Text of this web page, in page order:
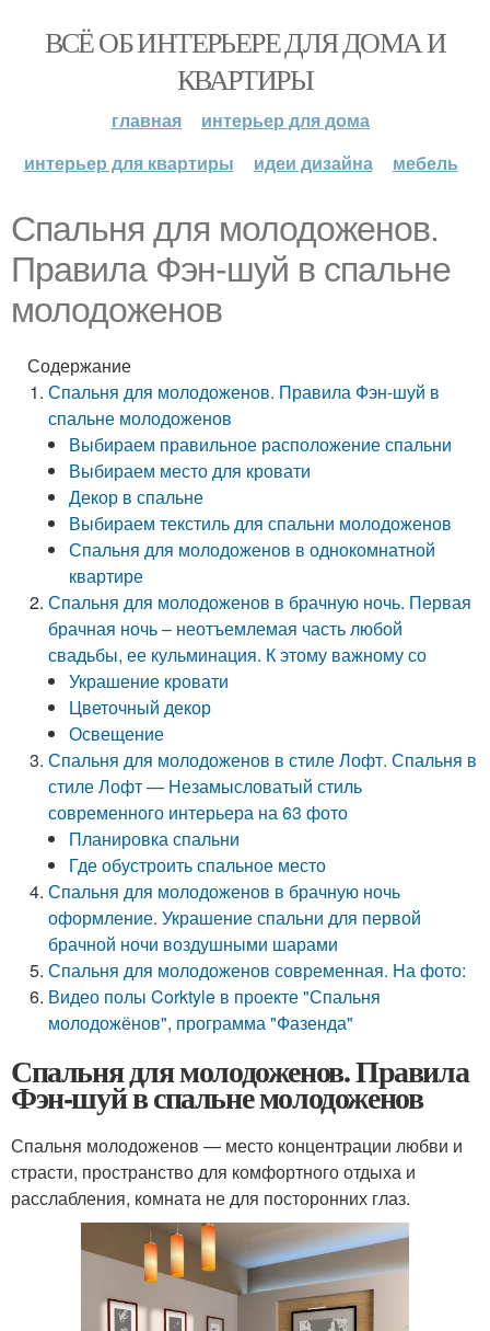
ВСЁ ОБ ИНТЕРЬЕРЕ ДЛЯ ДОМА И
КВАРТИРЫ
главная
интерьер для дома
интерьер для квартиры
идеи дизайна мебель
Спальня для молодоженов.
Правила Фэн-шуй в спальне
молодоженов
Содержание
Спальня для молодоженов. Правила Фэн-шуй в
спальне молодоженов
Выбираем правильное расположение спальни
Выбираем место для кровати
Декор в спальне
Выбираем текстиль для спальни молодоженов
Спальня для молодоженов в однокомнатной
квартире
Спальня для молодоженов в брачную ночь. Первая
брачная ночь – неотъемлемая часть любой
свадьбы, ее кульминация. К этому важному со
Украшение кровати
Цветочный декор
Освещение
Спальня для молодоженов в стиле Лофт. Спальня в
стиле Лофт — Незамысловатый стиль
современного интерьера на 63 фото
Планировка спальни
Где обустроить спальное место
Спальня для молодоженов в брачную ночь
оформление. Украшение спальни для первой
брачной ночи воздушными шарами
Спальня для молодоженов современная. На фото:
Видео полы Corktyle в проекте "Спальня
молодожёнов", программа "Фазенда"
Спальня для молодоженов. Правила
Фэн-шуй в спальне молодоженов
Спальня молодоженов — место концентрации любви и
страсти, пространство для комфортного отдыха и
расслабления, комната не для посторонних глаз.